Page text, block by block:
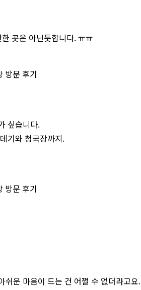
곳은 아닌듯합니다. ㅠㅠ
싶습니다.
기와 청국장까지.
쉬운 마음이 드는 건 어쩔 수 없더라고요.